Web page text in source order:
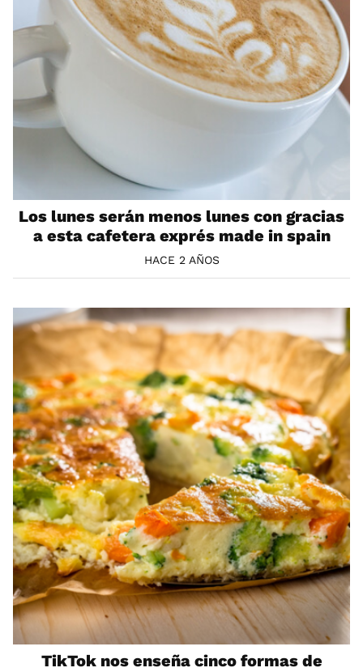
Los lunes serán menos lunes con gracias
a esta cafetera exprés made in spain
HACE 2 AÑOS
TikTok nos enseña cinco formas de